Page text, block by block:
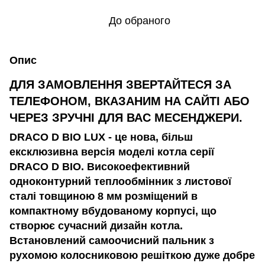
До обраного
Опис
ДЛЯ ЗАМОВЛЕННЯ ЗВЕРТАЙТЕСЯ ЗА
ТЕЛЕФОНОМ, ВКАЗАНИМ НА САЙТІ АБО
ЧЕРЕЗ ЗРУЧНІ ДЛЯ ВАС МЕСЕНДЖЕРИ.
DRACO D BIO LUX - це нова, більш
ексклюзивна версія моделі котла серії
DRACO D BIO. Високоефективний
одноконтурний теплообмінник з листової
сталі товщиною 8 мм розміщений в
компактному вбудованому корпусі, що
створює сучасний дизайн котла.
Встановлений самоочисний пальник з
рухомою колосниковою решіткою дуже добре